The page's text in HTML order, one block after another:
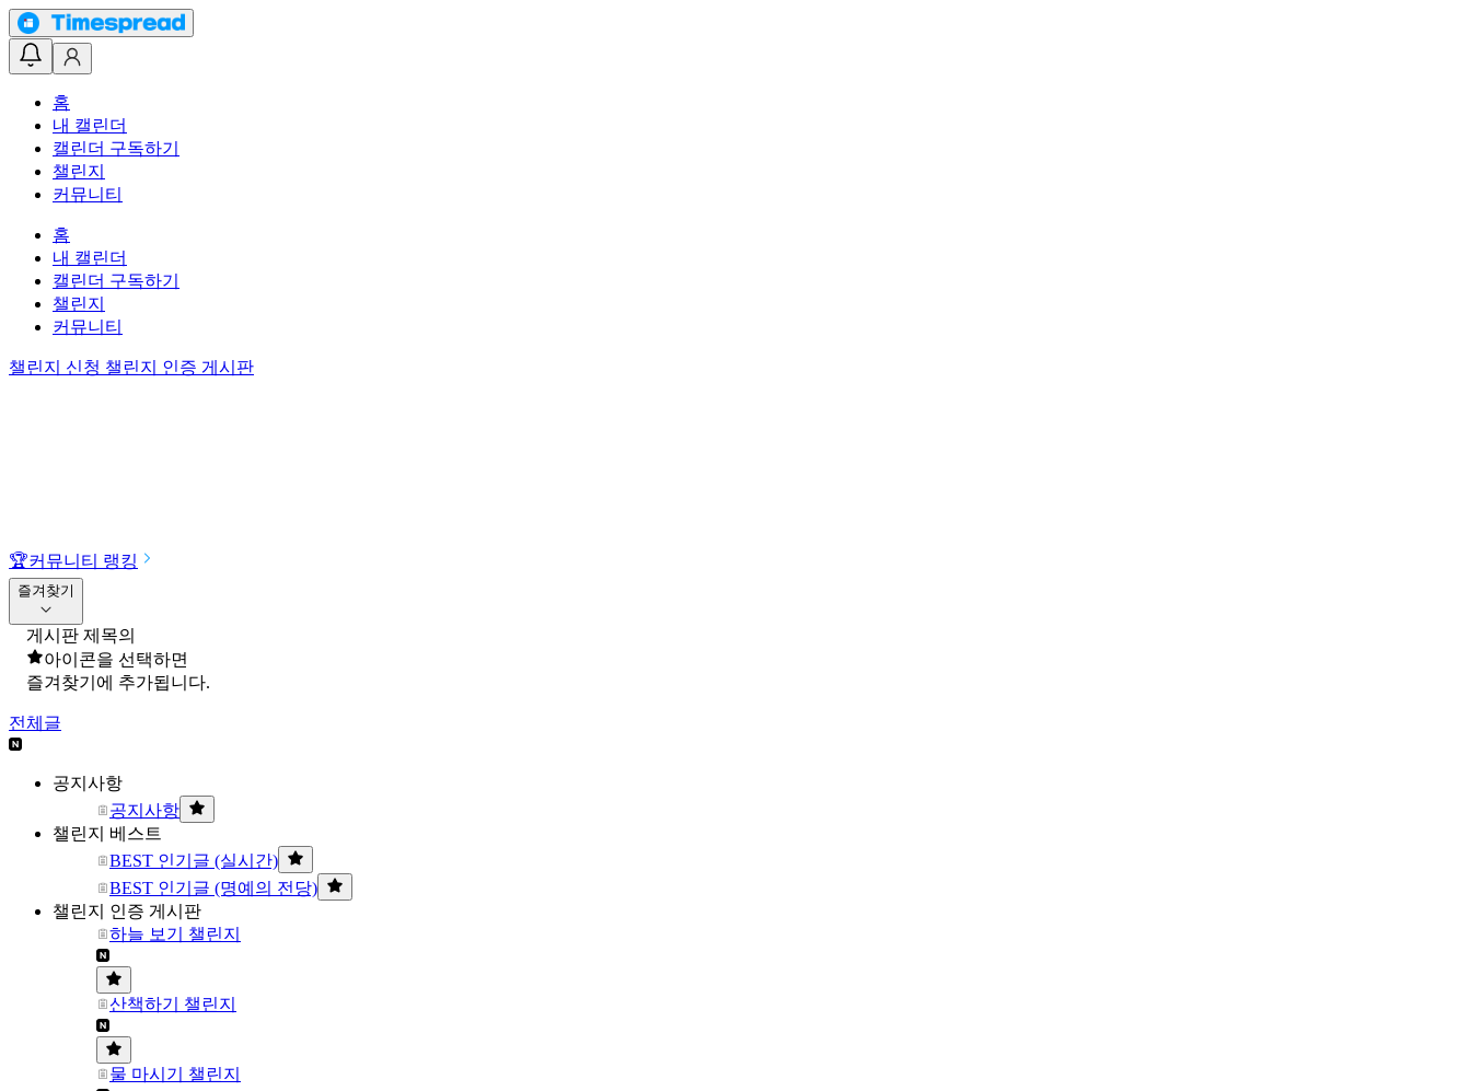
홈
내 캘린더
캘린더 구독하기
챌린지
커뮤니티
홈
내 캘린더
캘린더 구독하기
챌린지
커뮤니티
챌린지 신청 챌린지 인증 게시판
🏆커뮤니티 랭킹
즐겨찾기
게시판 제목의
아이콘을 선택하면
즐겨찾기에 추가됩니다.
전체글
공지사항
공지사항
챌린지 베스트
BEST 인기글 (실시간)
BEST 인기글 (명예의 전당)
챌린지 인증 게시판
하늘 보기 챌린지
산책하기 챌린지
물 마시기 챌린지